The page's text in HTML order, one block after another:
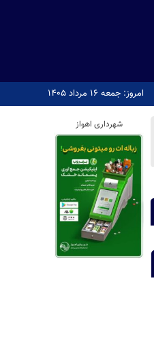
امروز: جمعه ۱۶ مرداد ۱۴۰۵
شهرداری اهواز